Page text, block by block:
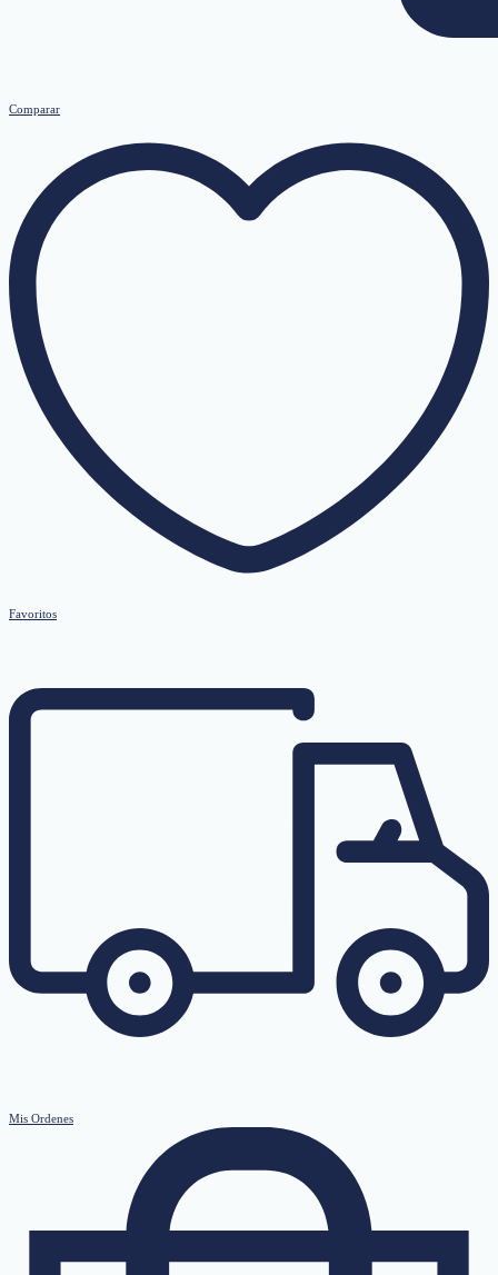
Comparar
Favoritos
Mis Ordenes